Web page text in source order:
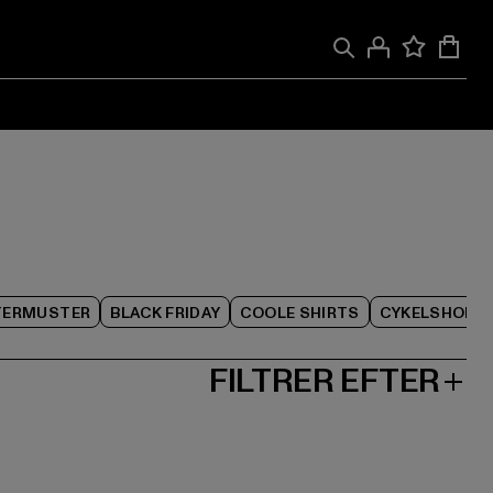
BLACK FRIDAY COOLE SHIRTS
FILTRER EFTER